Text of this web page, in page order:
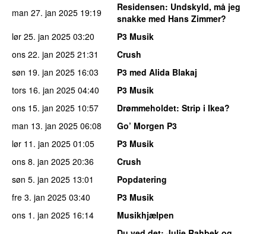
man 27. jan 2025 19:19 Residensen: Undskyld, må jeg
snakke med Hans Zimmer?
lør 25. jan 2025 03:20
P3 Musik
ons 22. jan 2025 21:31
Crush
søn 19. jan 2025 16:03
P3 med Alida Blakaj
tors 16. jan 2025 04:40
P3 Musik
ons 15. jan 2025 10:57 Drømmeholdet: Strip i Ikea?
man 13. jan 2025 06:08
Go’ Morgen P3
lør 11. jan 2025 01:05
P3 Musik
ons 8. jan 2025 20:36
Crush
søn 5. jan 2025 13:01
Popdatering
fre 3. jan 2025 03:40
P3 Musik
ons 1. jan 2025 16:14
Musikhjælpen